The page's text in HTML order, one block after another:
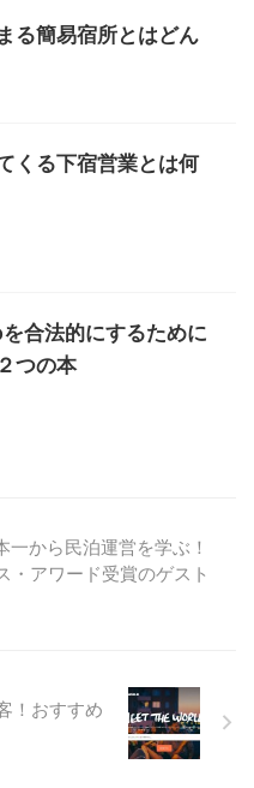
る簡易宿所とはどん
くる下宿営業とは何
合法的にするために
つの本
一から民泊運営を学ぶ！
・アワード受賞のゲスト
！おすすめ